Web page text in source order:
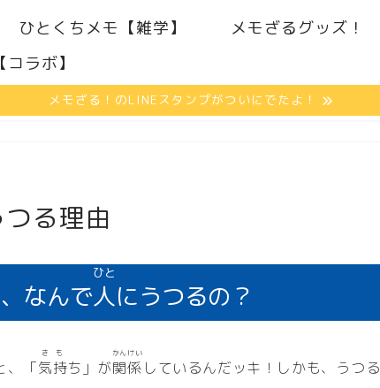
ひとくちメモ【雑学】 メモざるグッズ！
ラボ】
メモざる！のLINEスタンプがついにでたよ！
る理由
なんで人
ひと
にうつるの？
、「気持
きも
ち」が関係
かんけい
しているんだッキ！しかも、うつる